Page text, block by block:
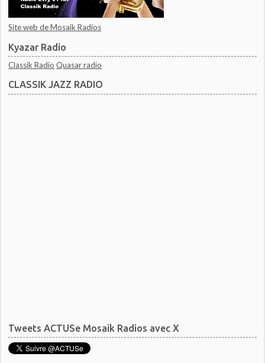
Site web de Mosaik Radios
Kyazar Radio
Classik Radio Quasar radio
CLASSIK JAZZ RADIO
Tweets ACTUSe Mosaik Radios avec X